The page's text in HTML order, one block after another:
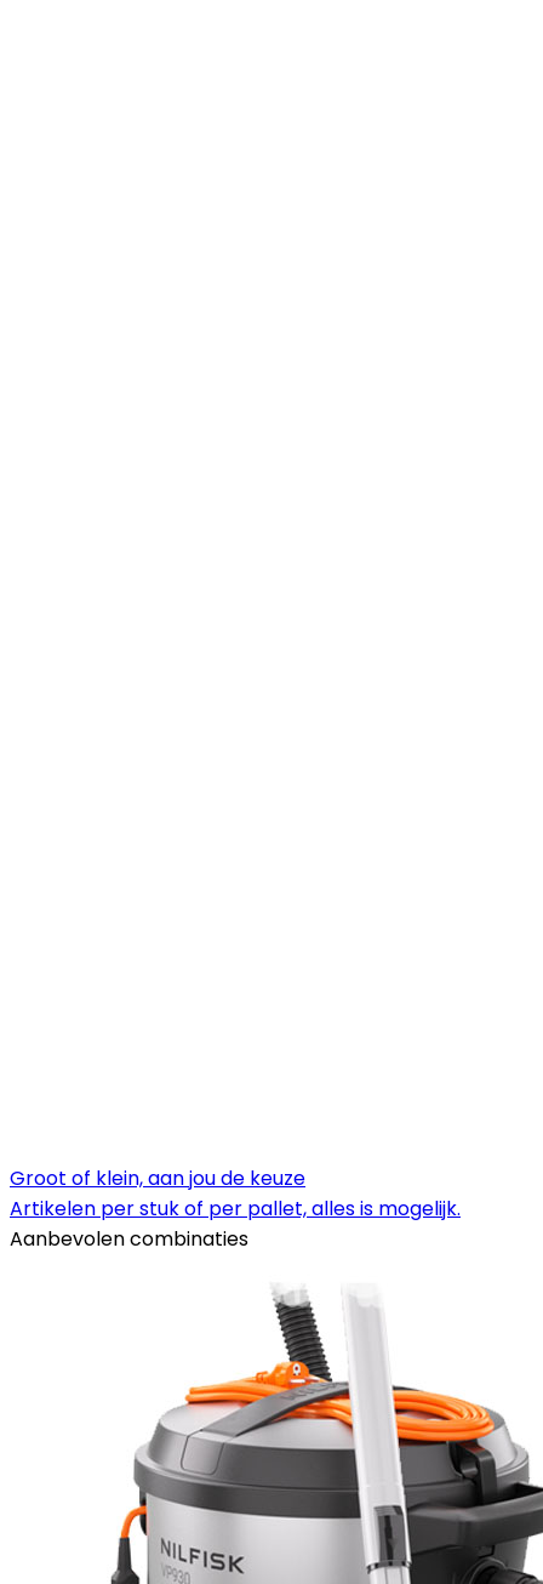
Groot of klein, aan jou de keuze
Artikelen per stuk of per pallet, alles is mogelijk.
Aanbevolen combinaties